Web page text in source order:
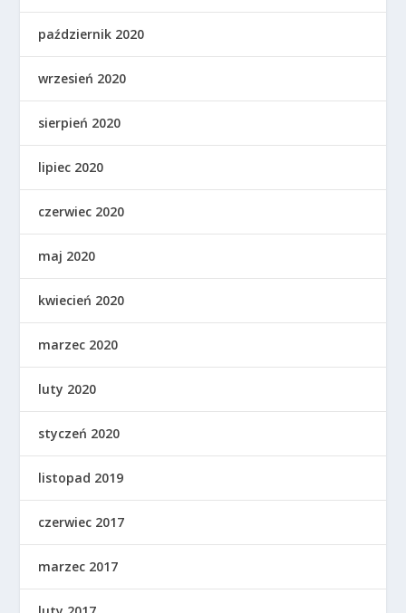
październik 2020
wrzesień 2020
sierpień 2020
lipiec 2020
czerwiec 2020
maj 2020
kwiecień 2020
marzec 2020
luty 2020
styczeń 2020
listopad 2019
czerwiec 2017
marzec 2017